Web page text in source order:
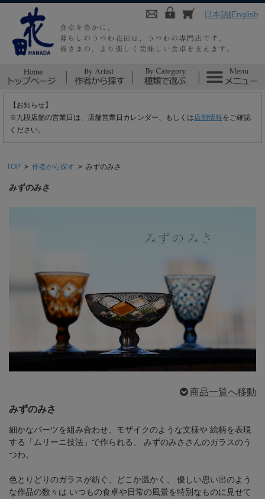
日本語|English
【お知らせ】
※九段店舗の営業日は、店舗営業日カレンダー、もしくは 店舗情報をご確認
ください。
TOP > 作者から探す > みずのみさ
みずのみさ
商品一覧へ移動
みずのみさ
細かなパーツを組み合わせ、モザイクのような文様や 絵柄を表現
する「ムリーニ技法」で作られる、
みずのみささんのガラスのう
つわ。
色とりどりのガラスが紡ぐ、どこか温かく、
優しい思い出のよう
な作品の数々は いつもの食卓や日常の風景を特別なものに見せて